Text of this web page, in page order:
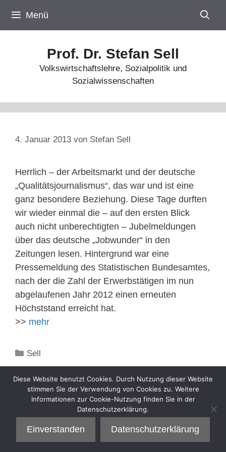
Inhalt
springen
Menü
Prof. Dr. Stefan Sell
Volkswirtschaftslehre, Sozialpolitik und
Sozialwissenschaften
4. Januar 2013 von Stefan Sell
Herrlich – der Arbeitsmarkt und der deutsche
„Qualitätsjournalismus“, das war und ist eine
ganz besondere Beziehung. Diese Tage durften
wir wieder einmal die – auf den ersten Blick
auch nicht unberechtigten – Jubelmeldungen
über das deutsche „Jobwunder“ in den
Zeitungen lesen. Hintergrund war eine
Pressemeldung des Statistischen Bundesamtes,
nach der die Zahl der Erwerbstätigen im nun
abgelaufenen Jahr 2012 einen erneuten
Höchststand erreicht hat.
>> mehr
Kategorien
Sell
Diese Website benutzt Cookies. Durch Nutzung dieser Website
stimmen Sie der Verwendung von Cookies zu. Weitere
Informationen zur Cookie-Nutzung finden Sie in der
Datenschutzerklärung.
Einverstanden Datenschutzerklärung